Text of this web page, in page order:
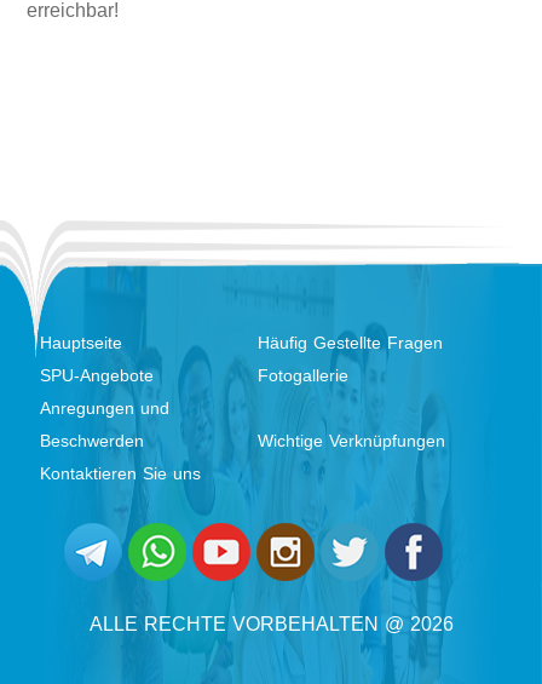
erreichbar!
Hauptseite
Häufig Gestellte Fragen
SPU-Angebote
Fotogallerie
Anregungen und
Beschwerden
Wichtige Verknüpfungen
Kontaktieren Sie uns
ALLE RECHTE VORBEHALTEN @ 2026